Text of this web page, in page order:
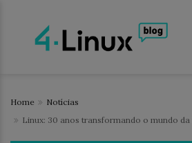
Home
Notícias
Linux: 30 anos transformando o mundo